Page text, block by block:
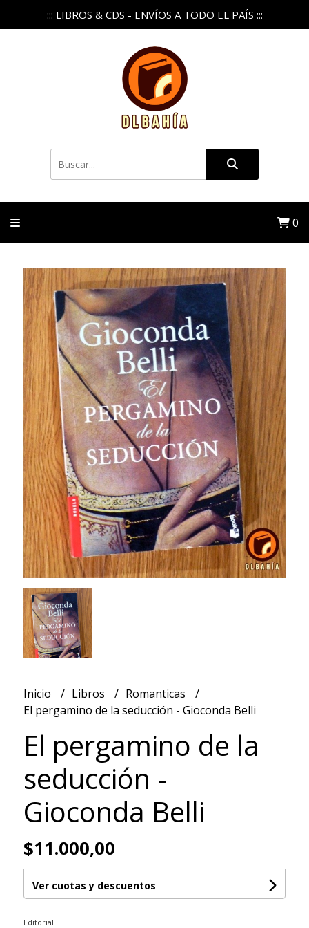
::: LIBROS & CDS - ENVÍOS A TODO EL PAÍS :::
0
Inicio Libros
Romanticas
El pergamino de la seducción - Gioconda Belli
El pergamino de la
seducción -
Gioconda Belli
$11.000,00
Ver cuotas y descuentos
Editorial